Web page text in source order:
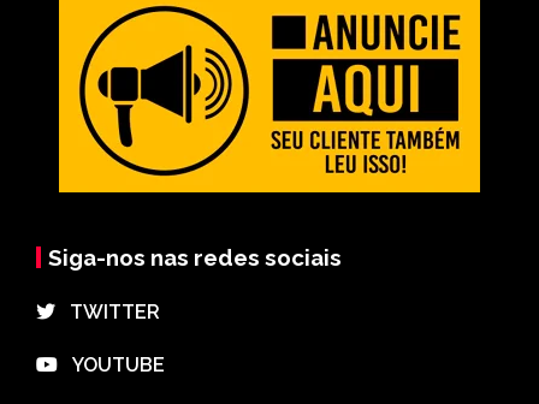
Siga-nos nas redes sociais
⠀TWITTER
⠀YOUTUBE